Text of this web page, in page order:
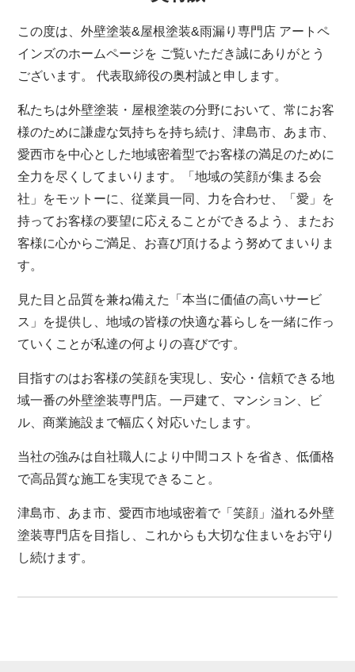
この度は、外壁塗装&屋根塗装&雨漏り専門店 アートペ
インズのホームページを ご覧いただき誠にありがとう
ございます。 代表取締役の奥村誠と申します。
私たちは外壁塗装・屋根塗装の分野において、常にお客
様のために謙虚な気持ちを持ち続け、津島市、あま市、
愛西市を中心とした地域密着型でお客様の満足のために
全力を尽くしてまいります。「地域の笑顔が集まる会
社」をモットーに、従業員一同、力を合わせ、「愛」を
持ってお客様の要望に応えることができるよう、またお
客様に心からご満足、お喜び頂けるよう努めてまいりま
す。
見た目と品質を兼ね備えた「本当に価値の高いサービ
ス」を提供し、地域の皆様の快適な暮らしを一緒に作っ
ていくことが私達の何よりの喜びです。
目指すのはお客様の笑顔を実現し、安心・信頼できる地
域一番の外壁塗装専門店。一戸建て、マンション、ビ
ル、商業施設まで幅広く対応いたします。
当社の強みは自社職人により中間コストを省き、低価格
で高品質な施工を実現できること。
津島市、あま市、愛西市地域密着で「笑顔」溢れる外壁
塗装専門店を目指し、これからも大切な住まいをお守り
し続けます。